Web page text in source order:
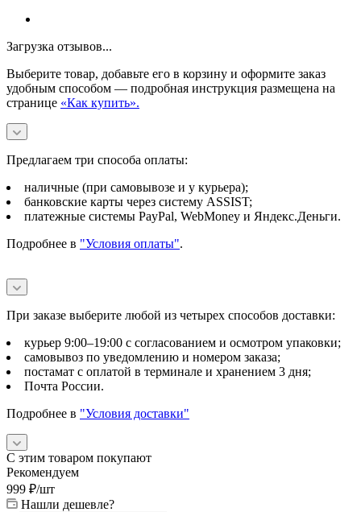
Загрузка отзывов...
Выберите товар, добавьте его в корзину и оформите заказ
удобным способом — подробная инструкция размещена на
странице «Как купить».
Предлагаем три способа оплаты:
наличные (при самовывозе и у курьера);
банковские карты через систему ASSIST;
платежные системы PayPal, WebMoney и Яндекс.Деньги.
Подробнее в "Условия оплаты".
При заказе выберите любой из четырех способов доставки:
курьер 9:00–19:00 с согласованием и осмотром упаковки;
самовывоз по уведомлению и номером заказа;
постамат с оплатой в терминале и хранением 3 дня;
Почта России.
Подробнее в "Условия доставки"
С этим товаром покупают
Рекомендуем
999 ₽/шт
Нашли дешевле?